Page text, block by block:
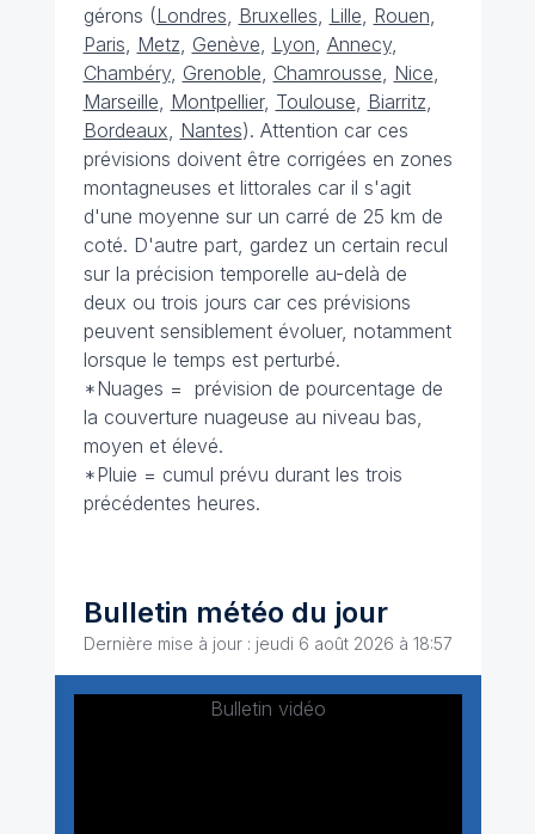
gérons (Londres, Bruxelles, Lille, Rouen,
Paris, Metz, Genève, Lyon, Annecy,
Chambéry, Grenoble, Chamrousse, Nice,
Marseille, Montpellier, Toulouse, Biarritz,
Bordeaux, Nantes). Attention car ces
prévisions doivent être corrigées en zones
montagneuses et littorales car il s'agit
d'une moyenne sur un carré de 25 km de
coté. D'autre part, gardez un certain recul
sur la précision temporelle au-delà de
deux ou trois jours car ces prévisions
peuvent sensiblement évoluer, notamment
lorsque le temps est perturbé.
*Nuages = prévision de pourcentage de
la couverture nuageuse au niveau bas,
moyen et élevé.
*Pluie = cumul prévu durant les trois
précédentes heures.
Bulletin météo du jour
Dernière mise à jour : jeudi 6 août 2026 à 18:57
Bulletin vidéo